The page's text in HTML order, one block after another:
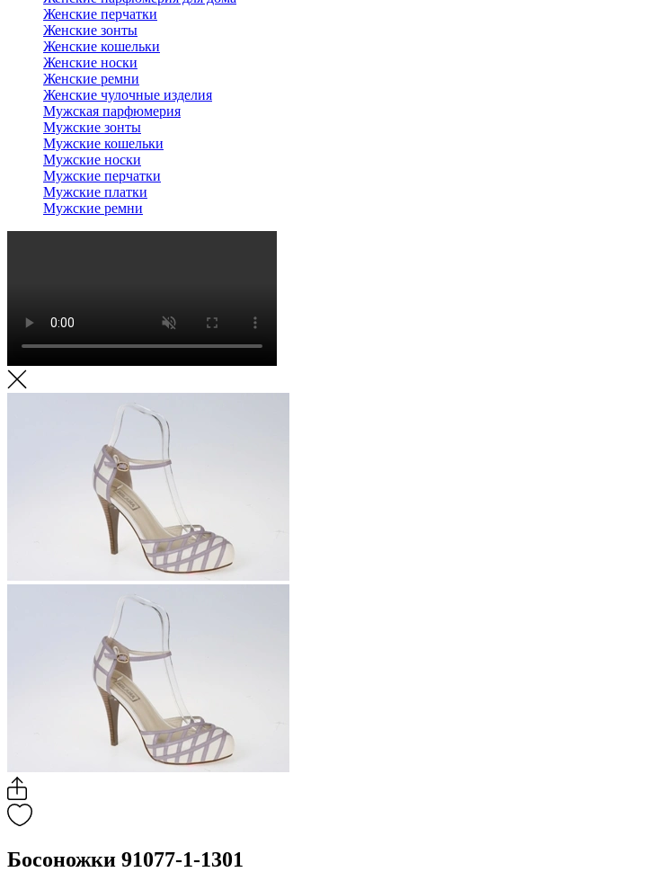
Женские перчатки
Женские зонты
Женские кошельки
Женские носки
Женские ремни
Женские чулочные изделия
Мужская парфюмерия
Мужские зонты
Мужские кошельки
Мужские носки
Мужские перчатки
Мужские платки
Мужские ремни
Босоножки 91077-1-1301